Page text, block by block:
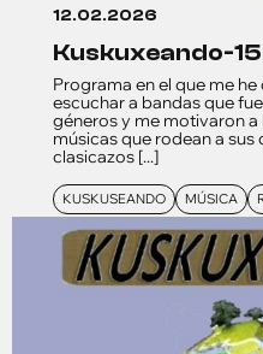
12.02.2026
kuskuxeando-
Programa en el que me
escuchar a bandas que
géneros y me motivaron a
músicas que rodean a sus
clasicazos [...]
KUSKUSEANDO MÚSICA